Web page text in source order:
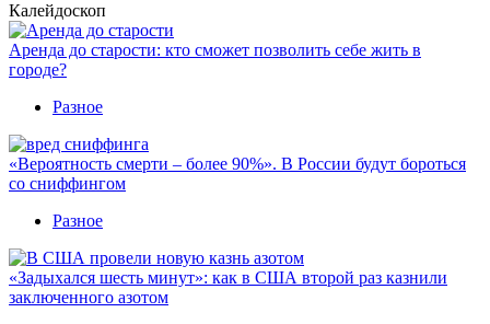
Калейдоскоп
Аренда до старости: кто сможет позволить себе жить в
городе?
Разное
«Вероятность смерти – более 90%». В России будут бороться
со сниффингом
Разное
«Задыхался шесть минут»: как в США второй раз казнили
заключенного азотом